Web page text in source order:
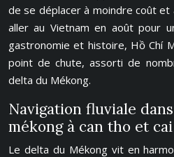
de se déplacer à moindre coût et
aller au Vietnam en août pour
gastronomie et histoire, Hồ Chí
point de chute, assorti de
delta du Mékong.
Navigation fluviale
mékong à can tho et
Le delta du Mékong vit en